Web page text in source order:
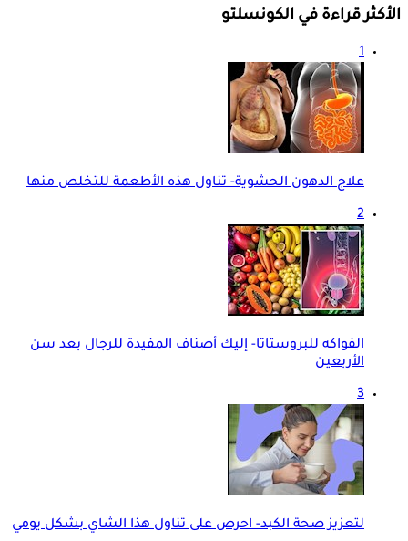
الأكثر قراءة في الكونسلتو
1
علاج الدهون الحشوية- تناول هذه الأطعمة للتخلص منها
2
الفواكه للبروستاتا- إليك أصناف المفيدة للرجال بعد سن
الأربعين
3
لتعزيز صحة الكبد- احرص على تناول هذا الشاي بشكل يومي